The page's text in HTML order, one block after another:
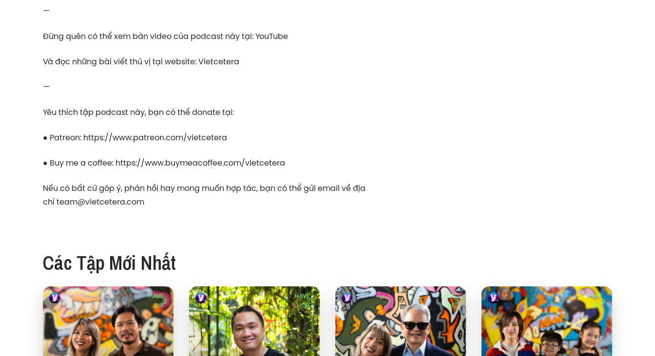
—
Đừng quên có thể xem bản video của podcast này tại: ⁠⁠⁠⁠⁠⁠⁠⁠⁠⁠⁠⁠⁠YouTube⁠⁠⁠⁠⁠⁠⁠⁠⁠⁠⁠⁠⁠
Và đọc những bài viết thú vị tại website: ⁠⁠⁠⁠⁠⁠⁠⁠⁠⁠⁠⁠⁠Vietcetera⁠⁠⁠⁠⁠⁠⁠⁠⁠⁠⁠⁠⁠
—
Yêu thích tập podcast này, bạn có thể donate tại:
● Patreon: ⁠⁠⁠⁠⁠⁠⁠⁠⁠⁠⁠⁠⁠https://www.patreon.com/vietcetera⁠⁠⁠⁠⁠⁠⁠⁠⁠⁠⁠⁠⁠
● Buy me a coffee: ⁠⁠⁠⁠⁠⁠⁠⁠⁠⁠⁠⁠⁠https://www.buymeacoffee.com/vietcetera⁠⁠⁠⁠⁠⁠⁠⁠⁠⁠⁠⁠⁠
Nếu có bất cứ góp ý, phản hồi hay mong muốn hợp tác, bạn có thể gửi email về địa
chỉ⁠⁠⁠⁠⁠⁠⁠⁠⁠⁠⁠⁠⁠team@vietcetera.com
Các Tập Mới Nhất